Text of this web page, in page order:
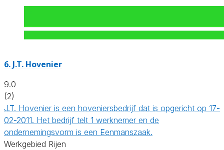
6. J.T. Hovenier
9.0
(2)
J.T. Hovenier is een hoveniersbedrijf dat is opgericht op 17-
02-2011. Het bedrijf telt 1 werknemer en de
ondernemingsvorm is een Eenmanszaak.
Werkgebied Rijen